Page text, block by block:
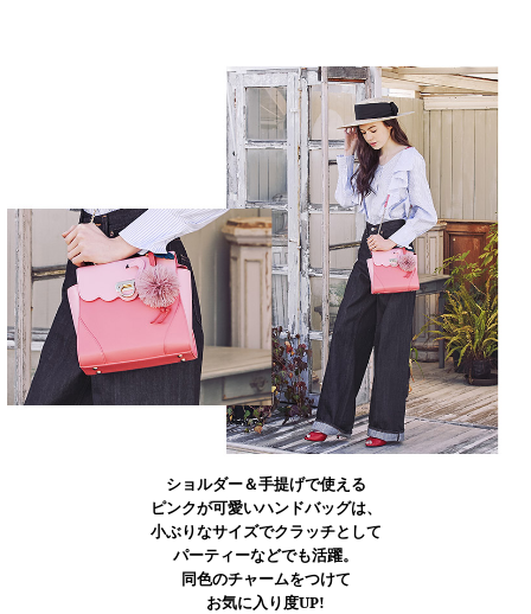
ショルダー＆手提げで使える
ピンクが可愛いハンドバッグは、
小ぶりなサイズでクラッチとして
パーティーなどでも活躍。
同色のチャームをつけて
お気に入り度UP!